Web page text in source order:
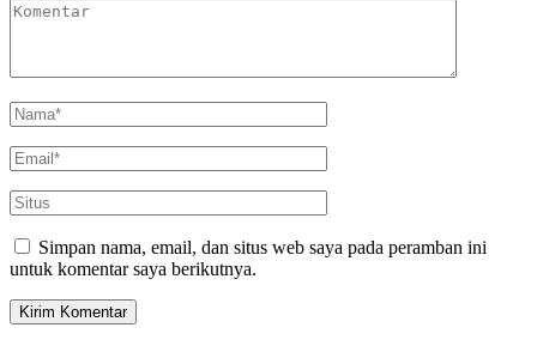
Simpan nama, email, dan situs web saya pada peramban ini
untuk komentar saya berikutnya.